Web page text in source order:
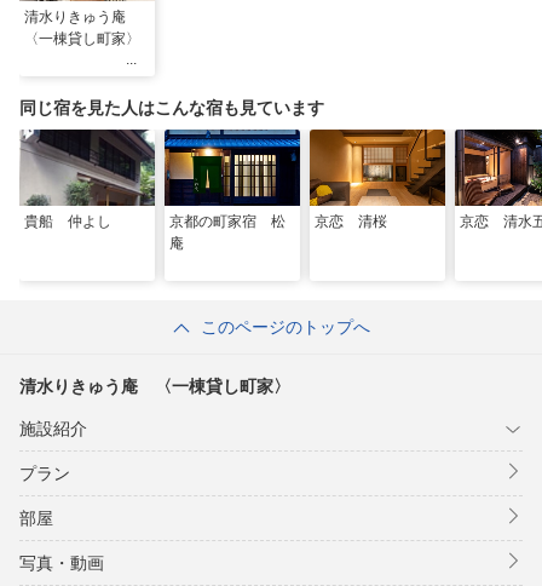
清水りきゅう庵
〈一棟貸し町家〉
同じ宿を見た人はこんな宿も見ています
貴船 仲よし
京都の町家宿 松
庵
京恋 清桜 京恋 清水
このページのトップへ
清水りきゅう庵 〈一棟貸し町家〉
施設紹介
プラン
部屋
写真・動画